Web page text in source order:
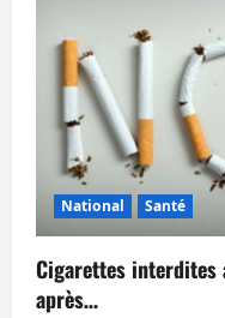
National Santé
Cigarettes interdites
après…